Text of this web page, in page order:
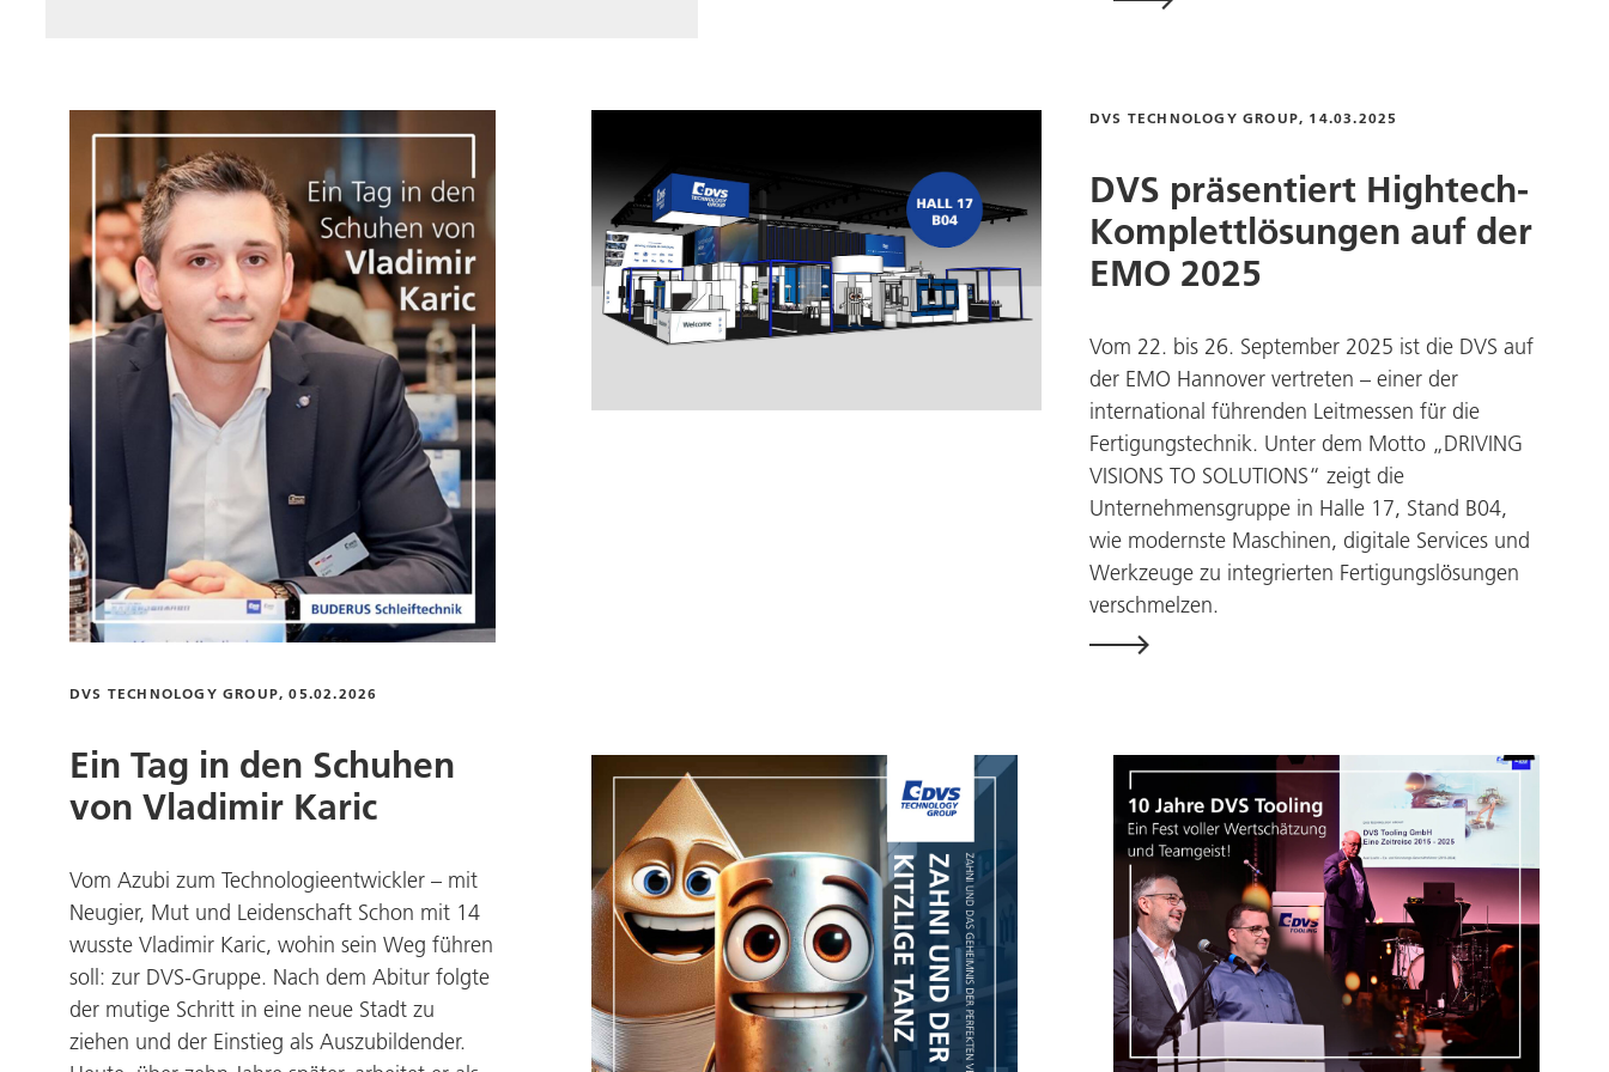
DVS TECHNOLOGY GROUP, 05.02.2026
Ein Tag in den Schuhen
von Vladimir Karic
Vom Azubi zum Technologieentwickler – mit
Neugier, Mut und Leidenschaft Schon mit 14
wusste Vladimir Karic, wohin sein Weg führen
soll: zur DVS-Gruppe. Nach dem Abitur folgte
der mutige Schritt in eine neue Stadt zu
ziehen und der Einstieg als Auszubildender.
DVS TECHNOLOGY GROUP, 14.03.2025
DVS präsentiert Hightech-
Komplettlösungen auf der
EMO 2025
Vom 22. bis 26. September 2025 ist die DVS auf
der EMO Hannover vertreten – einer der
international führenden Leitmessen für die
Fertigungstechnik. Unter dem Motto „DRIVING
VISIONS TO SOLUTIONS“ zeigt die
Unternehmensgruppe in Halle 17, Stand B04,
wie modernste Maschinen, digitale Services und
Werkzeuge zu integrierten Fertigungslösungen
verschmelzen.